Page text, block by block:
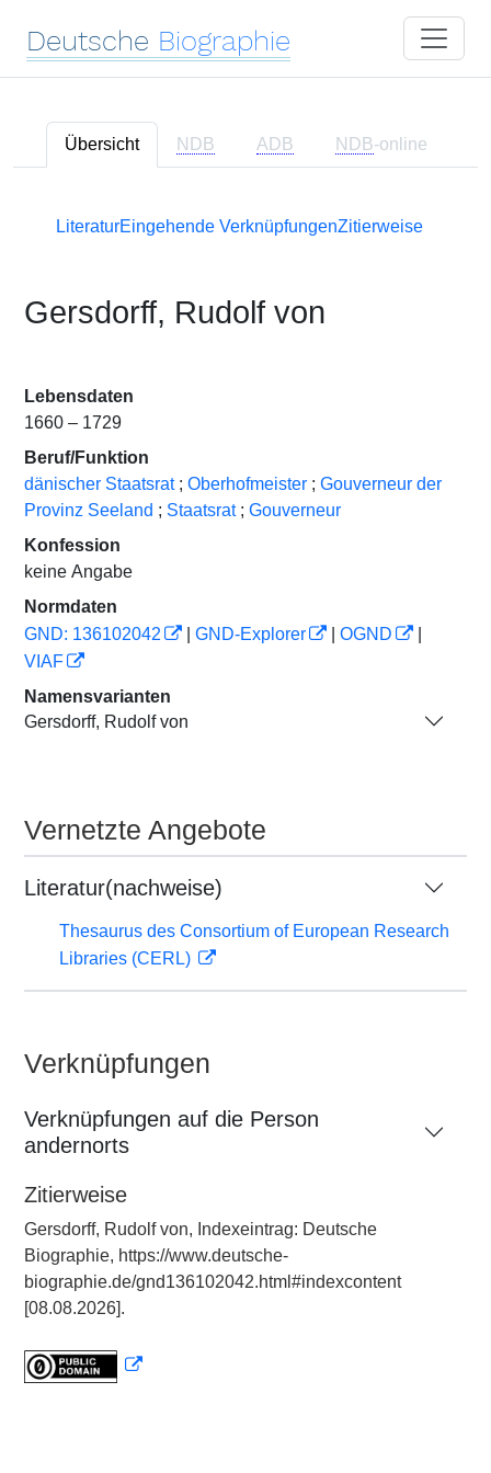
Deutsche Biographie
Übersicht NDB ADB NDB-online
LiteraturEingehende VerknüpfungenZitierweise
Gersdorff, Rudolf von
Lebensdaten
1660 – 1729
Beruf/Funktion
dänischer Staatsrat ; Oberhofmeister ; Gouverneur der
Provinz Seeland ; Staatsrat ; Gouverneur
Konfession
keine Angabe
Normdaten
GND: 136102042
GND-Explorer OGND
VIAF
Namensvarianten
Gersdorff, Rudolf von
Vernetzte Angebote
Literatur(nachweise)
Thesaurus des Consortium of European Research
Libraries (CERL)
Verknüpfungen
Verknüpfungen auf die Person
andernorts
Zitierweise
Gersdorff, Rudolf von, Indexeintrag: Deutsche
Biographie, https://www.deutsche-
biographie.de/gnd136102042.html#indexcontent
[08.08.2026].